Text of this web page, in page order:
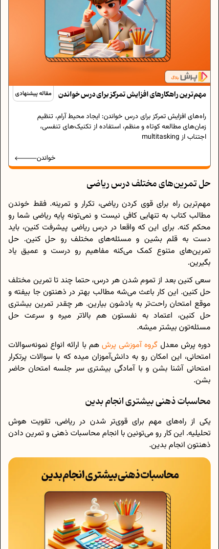
مقاله پیشنهادی مهم‌ترین راهکارهای افزایش تمرکز برای درس خواندن
راه‌های افزایش تمرکز برای درس خواندن: ایجاد محیط آرام، تنظیم
زمان‌های مطالعه کوتاه و منظم، استفاده از تکنیک‌های تنفسی،
اجتناب از multitasking
خواندن
حل تمرین‌های مختلف درس ریاضی
مهم‌ترین راه برای قوی کردن ریاضی، تکرار و تمرینه. فقط خوندن
مطالب کتاب به‌ تنهایی کافی نیست و نمی‌تونه پایه‌ ریاضی شما رو
محکم کنه. برای این که واقعا در درس ریاضی پیشرفت کنین، باید
دست به قلم بشین و مسئله‌های مختلف رو حل کنین. حل
تمرین‌های متنوع کمک می‌کنه مفاهیم رو درست و عمیق یاد
بگیرین.
سعی کنین بعد از تموم شدن هر درس، حتما چند تا تمرین مختلف
حل کنین. این کار باعث می‌شه مطالب بهتر در ذهنتون جا بیفته و
موقع امتحان راحت‌تر به یادشون بیارین. هر چقدر تمرین بیشتری
حل کنین، اعتماد به‌ نفستون هم بالاتر میره و سرعت حل
مسئله‌تون بیشتر میشه.
دوره‌ پرش معدل گروه آموزشی پرش هم با ارائه‌ انواع نمونه‌سوالات
امتحانی، این امکان رو به دانش‌آموزان میده که با سوالات پرتکرار
امتحانی آشنا بشن و با آمادگی بیشتری سر جلسه‌ امتحان حاضر
بشن.
محاسبات ذهنی بیشتری انجام بدین
یکی از راه‌های مهم برای قوی‌تر شدن در ریاضی، تقویت هوش
تحلیلیه. این کار رو می‌تونین با انجام محاسبات ذهنی و تمرین دادن
ذهنتون انجام بدین.